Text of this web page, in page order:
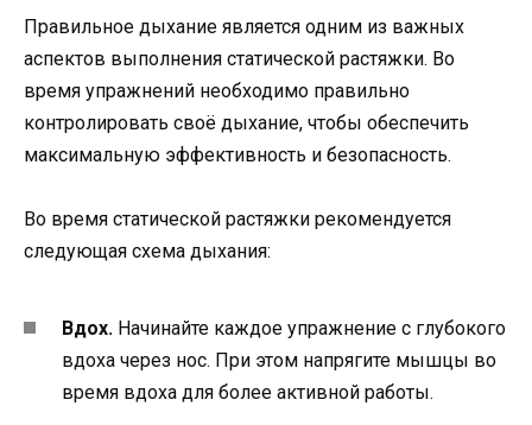
Правильное дыхание является одним из важных
аспектов выполнения статической растяжки. Во
время упражнений необходимо правильно
контролировать своё дыхание, чтобы обеспечить
максимальную эффективность и безопасность.
Во время статической растяжки рекомендуется
следующая схема дыхания:
Вдох. Начинайте каждое упражнение с глубокого
вдоха через нос. При этом напрягите мышцы во
время вдоха для более активной работы.